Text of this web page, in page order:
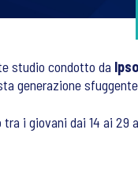
studio condotto da
generazione
i giovani dai 14 ai